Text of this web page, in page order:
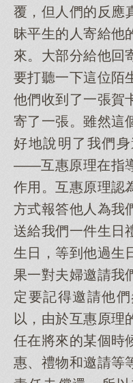
覆，但人們的反
昧平生的人寄給他
來。大部分給他回
要打聽一下這位陌
他們收到了一張賀
寄了一張。雖然這
好地說明了我們
——互惠原理在指
作用。互惠原理認
方式報答他人為我
送給我們一件生日
生日，等到他過生
果一對夫婦邀請我
定要記得邀請他
以，由於互惠原理
任在將來的某個時
惠、禮物和邀請等